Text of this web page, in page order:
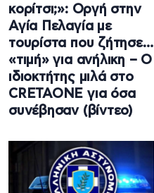
κορίτσι;»: Οργή στην
Αγία Πελαγία με
τουρίστα που ζήτησε…
«τιμή» για ανήλικη – Ο
ιδιοκτήτης μιλά στο
CRETAONE για όσα
συνέβησαν (βίντεο)